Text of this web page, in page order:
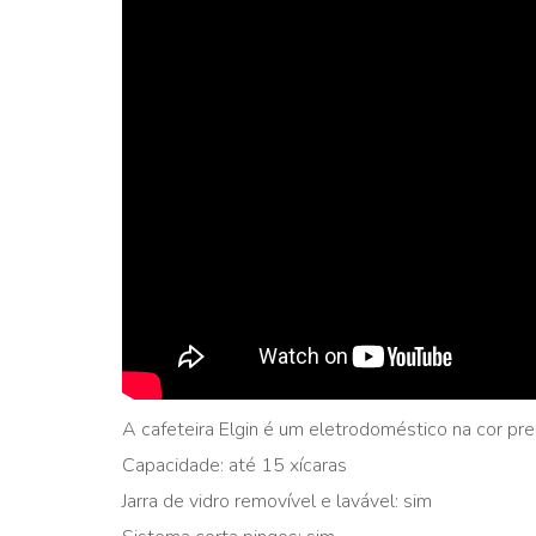
A cafeteira Elgin é um eletrodoméstico na cor
Capacidade: até 15 xícaras
Jarra de vidro removível e lavável: sim